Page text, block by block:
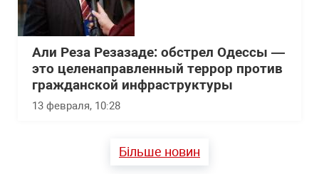
Али Реза Резазаде: обстрел Одессы —
это целенаправленный террор против
гражданской инфраструктуры
13 февраля, 10:28
Більше новин